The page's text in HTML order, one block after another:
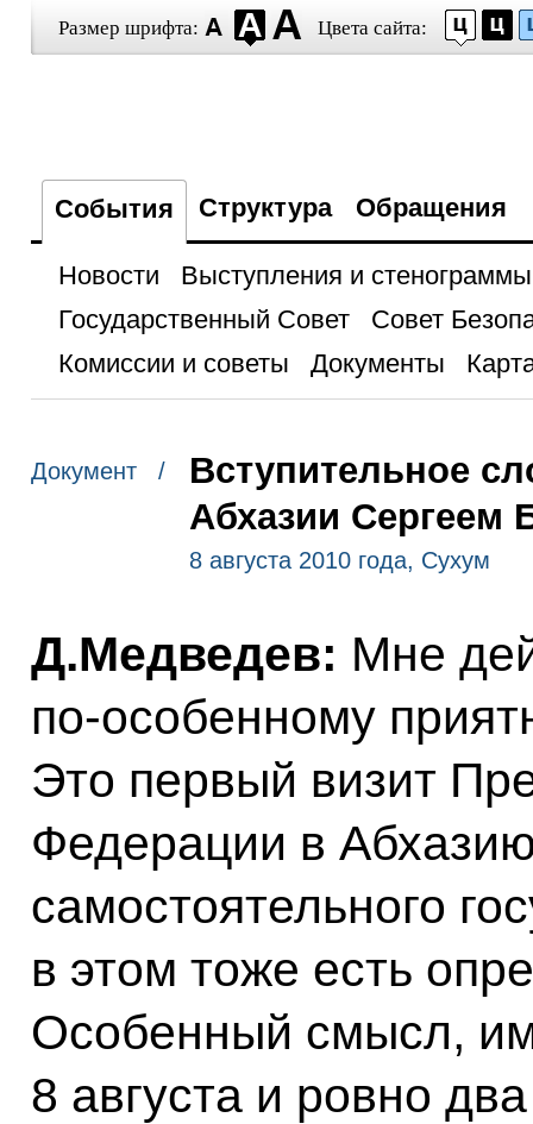
Размер шрифта: Цвета сайта:
События Структура Обращения
Новости
Выступления и стенограммы
Государственный Совет
Совет
Комиссии и советы
Документы
Документ /
Вступительное
Абхазии Сергеем
8 августа 2010 года, Сухум
Д.Медведев: Мне
по‑особенному
Это первый визит
Федерации в
самостоятельного
в этом тоже есть
Особенный смысл,
8 августа и ровно